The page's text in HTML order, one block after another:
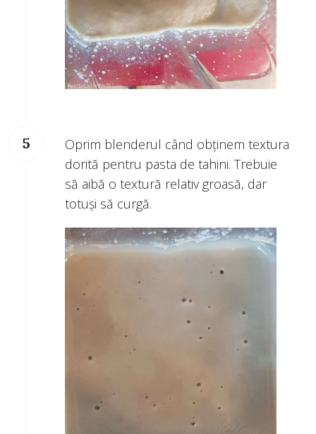
Oprim blenderul când obținem textura
dorită pentru pasta de tahini. Trebuie
să aibă o textură relativ groasă, dar
totuși să curgă.